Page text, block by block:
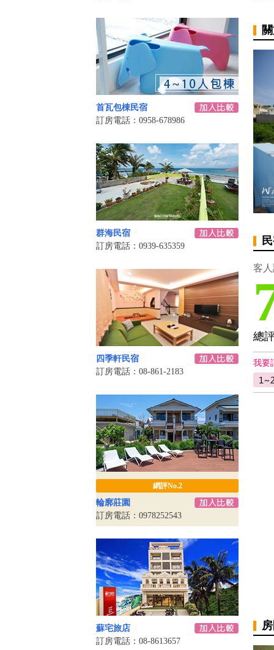
首瓦包棟民宿
訂房電話：0958-678986
群海民宿
訂房電話：0939-635359
四季軒民宿
訂房電話：08-861-2183
網評No.2
輪廓莊園
訂房電話：0978252543
蘇宅旅店
訂房電話：08-8613657
客
總
我要